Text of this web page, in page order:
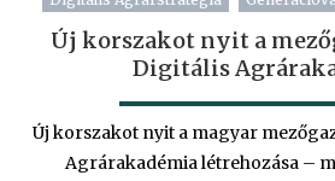
Új korszakot nyit a
Digitális
Új korszakot nyit a magyar
Agrárakadémia létrehozása –